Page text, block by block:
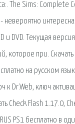
The Sims:
невероятно
и DVD. Текущая
которое при. Скачать
на русском
к Dr.Web, ключ
Check Flash 1.17.0,
PS1 бесплатно в